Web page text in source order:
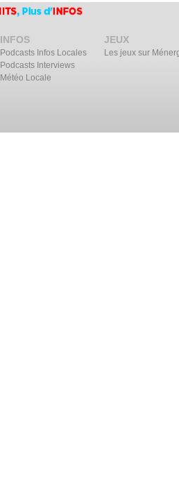
INFOS
Podcasts Infos Locales
Podcasts Interviews
Météo Locale
JEUX
Les jeux sur